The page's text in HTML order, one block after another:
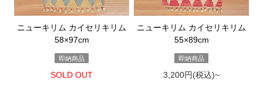
ニューキリム カイセリキリム
58×97cm
即納商品
SOLD OUT
ニューキリム カイセリキリム
55×89cm
即納商品
3,200円(税込)~